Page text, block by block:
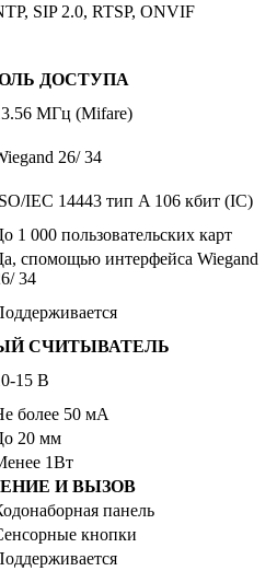
SIP 2.0, RTSP, ONVIF
ДОСТУПА
МГц (Mifare)
26/ 34
IEC 14443 тип A 106 кбит (IC)
1 000 пользовательских карт
спомощью интерфейса Wiegand
34
СЧИТЫВАТЕЛЬ
15 В
более 50 мA
20 мм
1Вт
И ВЫЗОВ
панель
кнопки